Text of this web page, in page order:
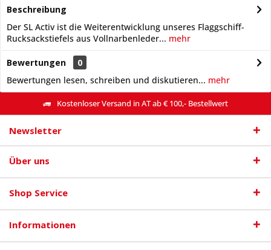
Beschreibung
Der SL Activ ist die Weiterentwicklung unseres Flaggschiff-
Rucksackstiefels aus Vollnarbenleder... mehr
Bewertungen
0
Bewertungen lesen, schreiben und diskutieren... mehr
Kostenloser Versand in AT ab € 100,- Bestellwert
Newsletter
Über uns
Shop Service
Informationen